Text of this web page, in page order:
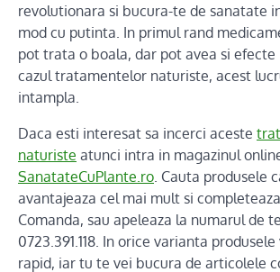
revolutionara si bucura-te de sanatate
mod cu putinta. In primul rand
pot trata o boala, dar pot avea si efecte
cazul tratamentelor naturiste, acest
intampla.
Daca esti interesat sa incerci aceste
naturiste atunci intra in magazinul
SanatateCuPlante.ro. Cauta produsele
avantajeaza cel mai mult si
Comanda, sau apeleaza la numarul de
0723.391.118. In orice varianta
rapid, iar tu te vei bucura de articolele